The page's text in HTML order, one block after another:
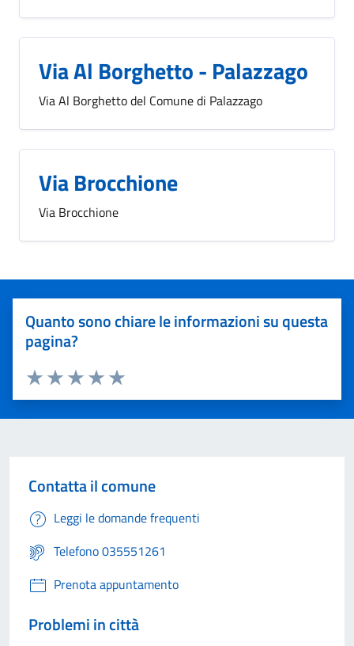
Via Al Borghetto - Palazzago
Via Al Borghetto del Comune di Palazzago
Via Brocchione
Via Brocchione
Quanto sono chiare le informazioni su questa
pagina?
Valuta 5 stelle su 5
Valuta 4 stelle su 5
Valuta 3 stelle su 5
Valuta 2 stelle su 5
Valuta 1 stelle su 5
Contatta il comune
Leggi le domande frequenti
Telefono 035551261
Prenota appuntamento
Problemi in città